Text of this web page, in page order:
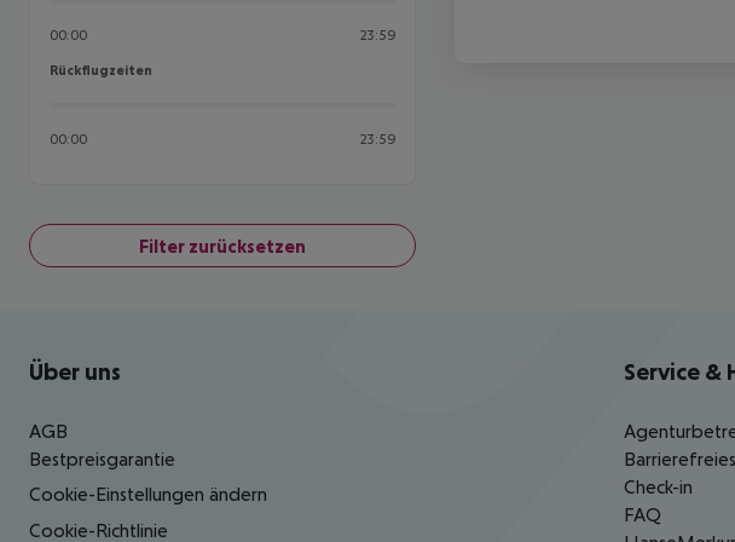
00:00 23:59
Rückflugzeiten
Rückflugzeiten
00:00 23:59
Filter zurücksetzen
Footer navigation
Über uns
AGB
Bestpreisgarantie
Cookie-Einstellungen ändern
Cookie-Richtlinie
Service &
Check-in
FAQ